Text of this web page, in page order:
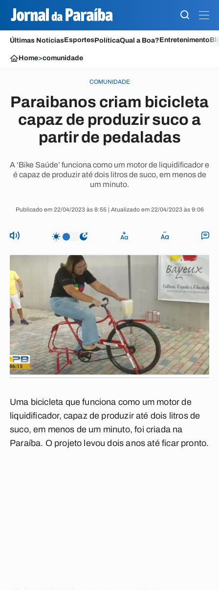
Últimas NotíciasEsportesPolíticaQual a Boa?Entretenimento
Home>comunidade
COMUNIDADE
Paraibanos criam bicicleta
capaz de produzir suco a
partir de pedaladas
A ‘Bike Saúde’ funciona como um motor de liquidificador e
é capaz de produzir até dois litros de suco, em menos de
um minuto.
Publicado em 22/04/2023 às 8:55 | Atualizado em 22/04/2023 às 9:06
Uma bicicleta que funciona como um motor de
liquidificador, capaz de produzir até dois litros de
suco, em menos de um minuto, foi criada na
Paraíba. O projeto levou dois anos até ficar pronto.